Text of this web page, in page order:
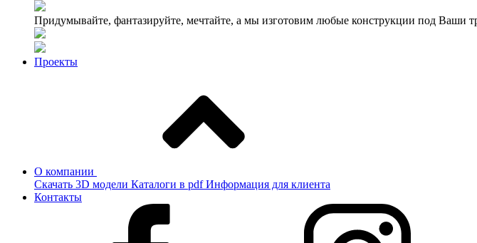
Придумывайте, фантазируйте, мечтайте, а мы изготовим любые конструкции под Ваши
Проекты
О компании
Скачать 3D модели Каталоги в pdf Информация для клиента
Контакты